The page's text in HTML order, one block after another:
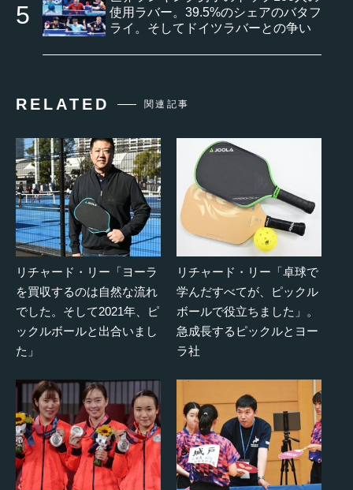
使用ラバー。39.5%のシェアのバタフ
ライ。そしてドイツラバーとの争い
RELATED 関連記事
リチャード・リー「ヨーラ
を買収するのは自然な流れ
でした。そして2021年、ピ
ックルボールと出合いまし
た」
リチャード・リー「卓球で
学んだすべてが、ピックル
ボールで役立ちました」。
急成長するピックルとヨー
ラ社